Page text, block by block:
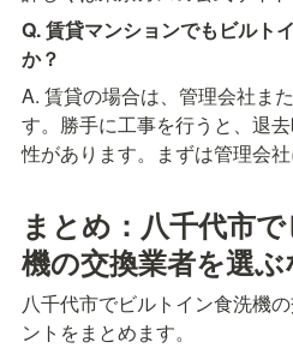
Q. 賃貸マンションでもビルト
か？
A. 賃貸の場合は、管理会社ま
す。勝手に工事を行うと、退
性があります。まずは管理会社
まとめ：八千代市
機の交換業者を選ぶ
八千代市でビルトイン食洗機
ントをまとめます。